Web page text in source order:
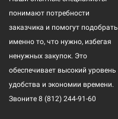
понимают потребности
заказчика и помогут подобрать
именно то, что нужно, избегая
ненужных закупок. Это
обеспечивает высокий уровень
удобства и экономии времени.
Звоните 8 (812) 244-91-60